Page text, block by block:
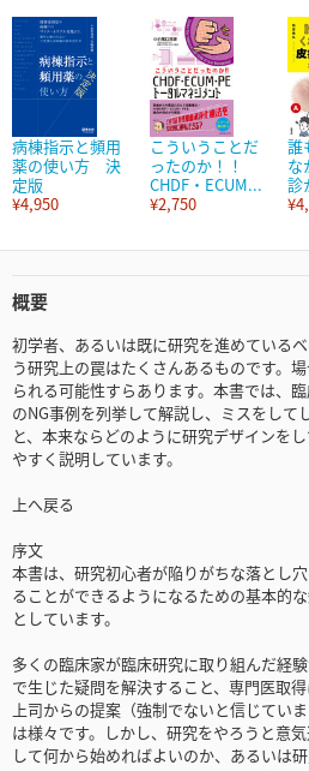
病棟指示と頻用
薬の使い方 決
定版
¥4,950
こういうことだ
ったのか！！
CHDF・ECUM...
¥2,750
誰
な
診
概要
初学者、あるいは既に研究を進めている
う研究上の罠はたくさんあるものです。
られる可能性すらあります。本書では、
のNG事例を列挙して解説し、ミスをして
と、本来ならどのように研究デザインを
やすく説明しています。
上へ戻る
序文
本書は、研究初心者が陥りがちな落とし
ることができるようになるための基本的
としています。
多くの臨床家が臨床研究に取り組んだ経
で生じた疑問を解決すること、専門医取
上司からの提案（強制でないと信じてい
は様々です。しかし、研究をやろうと意
して何から始めればよいのか、あるいは